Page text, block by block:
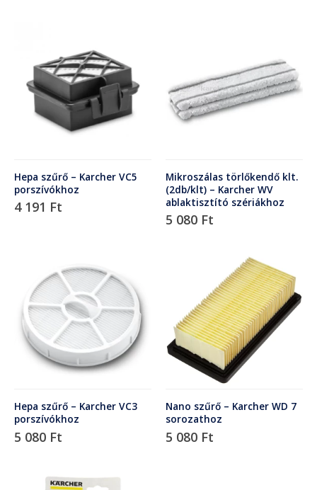
Hepa szűrő – Karcher VC5
porszívókhoz
4 191 Ft
Mikroszálas törlőkendő klt.
(2db/klt) – Karcher WV
ablaktisztító szériákhoz
5 080 Ft
Hepa szűrő – Karcher VC3
porszívókhoz
5 080 Ft
Nano szűrő – Karcher WD 7
sorozathoz
5 080 Ft